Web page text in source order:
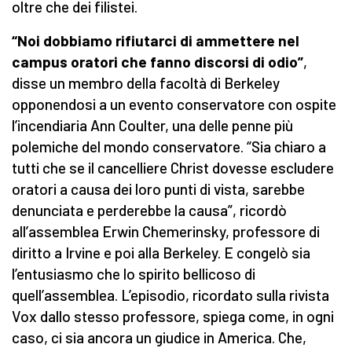
oltre che dei filistei.
“Noi dobbiamo rifiutarci di ammettere nel
campus oratori che fanno discorsi di odio”,
disse un membro della facoltà di Berkeley
opponendosi a un evento conservatore con ospite
l’incendiaria Ann Coulter, una delle penne più
polemiche del mondo conservatore. “Sia chiaro a
tutti che se il cancelliere Christ dovesse escludere
oratori a causa dei loro punti di vista, sarebbe
denunciata e perderebbe la causa”, ricordò
all’assemblea Erwin Chemerinsky, professore di
diritto a Irvine e poi alla Berkeley. E congelò sia
l’entusiasmo che lo spirito bellicoso di
quell’assemblea. L’episodio, ricordato sulla rivista
Vox dallo stesso professore, spiega come, in ogni
caso, ci sia ancora un giudice in America. Che,